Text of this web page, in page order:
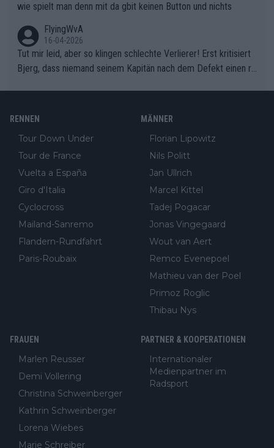
wie spielt man denn mit da gbit keinen Button und nichts
FlyingWvA
16-04-2026
Tut mir leid, aber so klingen schlechte Verlierer! Erst kritisiert
Bjerg, dass niemand seinem Kapitän nach dem Defekt einen ro
ter mit einem platten Reifen ins Velodrome einfuhr. Schlechter
Defekt anschaut - wer andern eine Grube gräbt, fällt selbst hin
ein.
RENNEN
Tour Down Under
Tour de France
Vuelta a España
Giro d'Italia
Cyclocross
Mailand-Sanremo
Flandern-Rundfahrt
Paris-Roubaix
MÄNNER
Florian Lipowitz
Nils Politt
Jan Ullrich
Marcel Kittel
Tadej Pogacar
Jonas Vingegaard
Wout van Aert
Remco Evenepoel
Mathieu van der Poel
Primoz Roglic
Thibau Nys
FRAUEN
Marlen Reusser
Demi Vollering
Christina Schweinberger
Kathrin Schweinberger
Lorena Wiebes
Marie Schreiber
PARTNER & KOOPERATIONEN
Internationaler
Medienpartner im
Radsport